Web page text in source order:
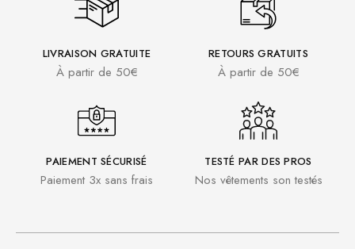
LIVRAISON GRATUITE
À partir de 50€
RETOURS GRATUITS
À partir de 50€
PAIEMENT SÉCURISÉ
Paiement 3x sans frais
TESTÉ PAR DES PROS
Nos vêtements son testés